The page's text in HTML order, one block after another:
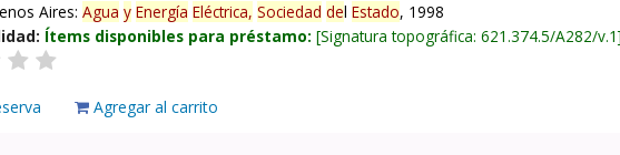
Aires:Agua y Energía Eléctrica, Sociedad delEstado, 1998
Ítems disponibles para préstamo: Signatura topográfica:621.374.5/A282/v.1
Agregar al carrito